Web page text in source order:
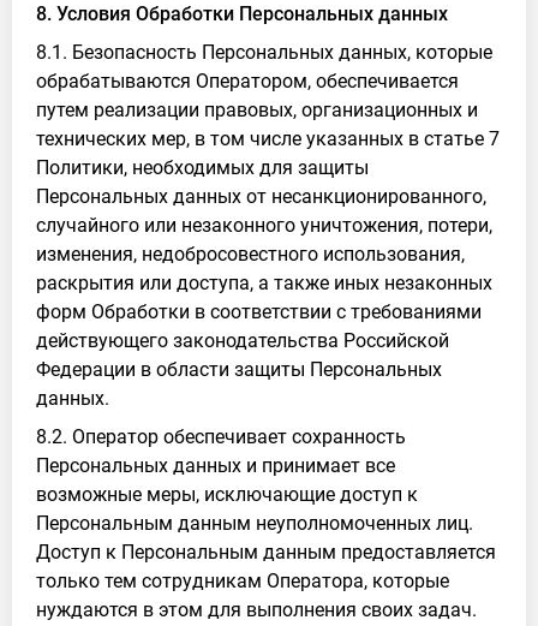
8. Условия Обработки Персональных данных
8.1. Безопасность Персональных данных, которые
обрабатываются Оператором, обеспечивается
путем реализации правовых, организационных и
технических мер, в том числе указанных в статье 7
Политики, необходимых для защиты
Персональных данных от несанкционированного,
случайного или незаконного уничтожения, потери,
изменения, недобросовестного использования,
раскрытия или доступа, а также иных незаконных
форм Обработки в соответствии с требованиями
действующего законодательства Российской
Федерации в области защиты Персональных
данных.
8.2. Оператор обеспечивает сохранность
Персональных данных и принимает все
возможные меры, исключающие доступ к
Персональным данным неуполномоченных лиц.
Доступ к Персональным данным предоставляется
только тем сотрудникам Оператора, которые
нуждаются в этом для выполнения своих задач.